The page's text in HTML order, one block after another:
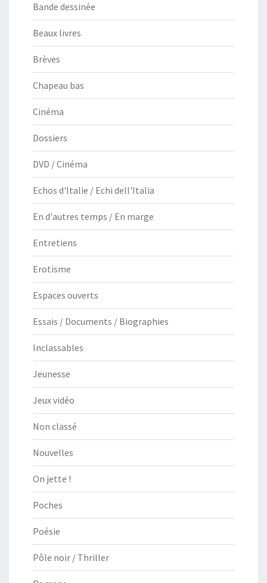
Bande dessinée
Beaux livres
Brèves
Chapeau bas
Cinéma
Dossiers
DVD / Cinéma
Echos d'Italie / Echi dell'Italia
En d'autres temps / En marge
Entretiens
Erotisme
Espaces ouverts
Essais / Documents / Biographies
Inclassables
Jeunesse
Jeux vidéo
Non classé
Nouvelles
On jette !
Poches
Poésie
Pôle noir / Thriller